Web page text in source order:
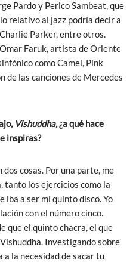
Pardo y Perico Sambeat, que
relativo al jazz podría decir a
Parker, entre otros.
Faruk, artista de Oriente
como Camel, Pink
de las canciones de Mercedes
Vishuddha,¿a qué hace
inspiras?
cosas. Por una parte, me
tanto los ejercicios como la
iba a ser mi quinto disco. Yo
con el número cinco.
que el quinto chacra, el que
Investigando sobre
a la necesidad de sacar tu